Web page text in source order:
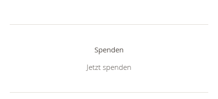
Spenden
Jetzt spenden